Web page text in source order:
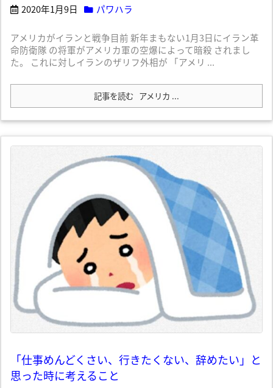
2020年1月9日 パワハラ
アメリカがイランと戦争目前 新年まもない1月3日にイラン革
命防衛隊 の将軍がアメリカ軍の空爆によって暗殺 されまし
た。 これに対しイランのザリフ外相が 「アメリ ...
記事を読む アメリカ ...
「仕事めんどくさい、行きたくない、辞めたい」と
思った時に考えること